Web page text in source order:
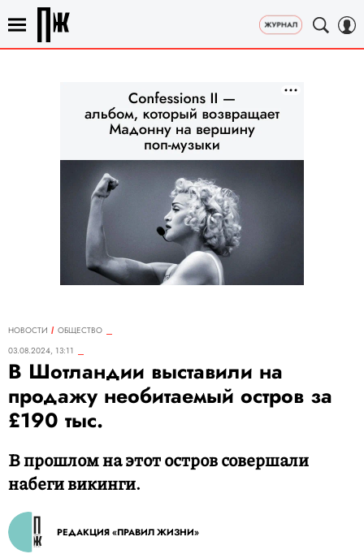
НОВОСТИ
ОБЩЕСТВО
03.08.2024, 13:11
В Шотландии выставили на
продажу необитаемый остров за
£190 тыс.
В прошлом на этот остров совершали
набеги викинги.
РЕДАКЦИЯ «ПРАВИЛ ЖИЗНИ»